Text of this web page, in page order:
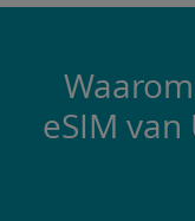
eSIM van